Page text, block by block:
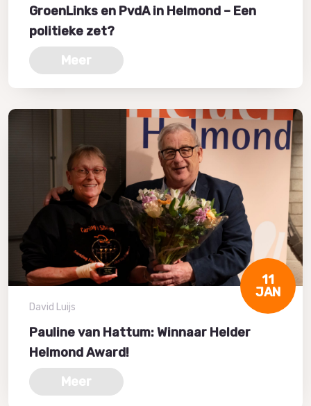
GroenLinks en PvdA in Helmond – Een
politieke zet?
Meer
11
JAN
David Luijs
Pauline van Hattum: Winnaar Helder
Helmond Award!
Meer